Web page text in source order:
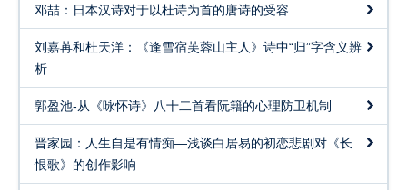
Call for Papers: UBC Undergraduate Conference of Chinese
Studies (UCCS) 3-Minute Thesis Competition 2025
Competition Instructions
Conference Programme
Join USAS
邓喆：日本汉诗对于以杜诗为首的唐诗的受容
刘嘉苒和杜天洋：《逢雪宿芙蓉山主人》诗中“归”字含义辨
析
郭盈池-从《咏怀诗》八十二首看阮籍的心理防卫机制
晋家园：人生自是有情痴—浅谈白居易的初恋悲剧对《长
恨歌》的创作影响